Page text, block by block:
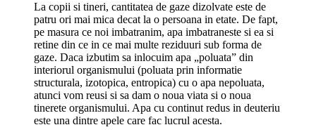
La copii si tineri, cantitatea de gaze dizolvate este de
patru ori mai mica decat la o persoana in etate. De fapt,
pe masura ce noi imbatranim, apa imbatraneste si ea si
retine din ce in ce mai multe reziduuri sub forma de
gaze. Daca izbutim sa inlocuim apa „poluata” din
interiorul organismului (poluata prin informatie
structurala, izotopica, entropica) cu o apa nepoluata,
atunci vom reusi si sa dam o noua viata si o noua
tinerete organismului. Apa cu continut redus in deuteriu
este una dintre apele care fac lucrul acesta.